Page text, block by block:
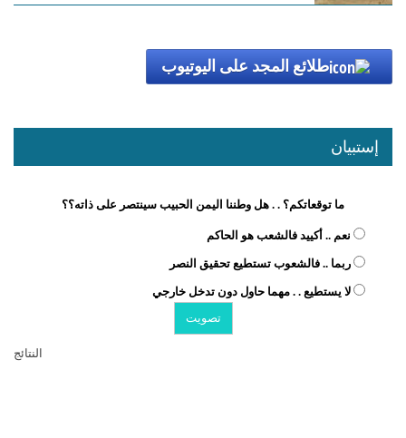
طلائع المجد على اليوتيوب
إستبيان
ما توقعاتكم؟ . . هل وطننا اليمن الحبيب سينتصر على ذاته؟؟
نعم .. أكييد فالشعب هو الحاكم
ربما .. فالشعوب تستطيع تحقيق النصر
لا يستطيع . . مهما حاول دون تدخل خارجي
النتائج